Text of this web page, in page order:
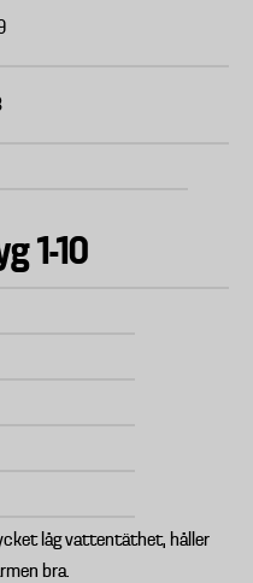
1-10
låg vattentäthet, håller
bra.